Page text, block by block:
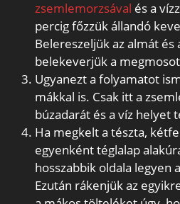
zsemlemorzsával és a
percig főzzük állandó
Belereszeljük az almát és
belekeverjük a
Ugyanezt a folyamatot
mákkal is. Csak itt a
búzadarát és a víz helyet
Ha megkelt a tészta,
egyenként téglalap
hosszabbik oldala legyen
Ezután rákenjük az